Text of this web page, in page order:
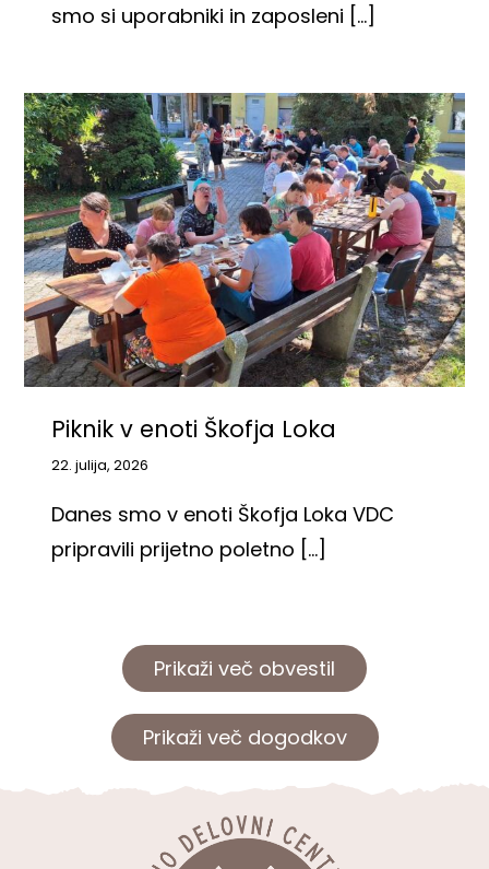
smo si uporabniki in zaposleni [...]
Piknik v enoti Škofja Loka
22. julija, 2026
Danes smo v enoti Škofja Loka VDC
pripravili prijetno poletno [...]
Prikaži več obvestil
Prikaži več dogodkov